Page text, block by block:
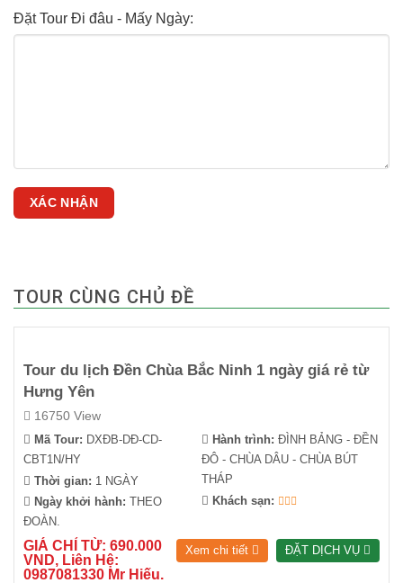
Đặt Tour Đi đâu - Mấy Ngày:
TOUR CÙNG CHỦ ĐỀ
Tour du lịch Đền Chùa Bắc Ninh 1 ngày giá rẻ từ
Hưng Yên
16750 View
Mã Tour: DXĐB-DĐ-CD-
CBT1N/HY
Thời gian: 1 NGÀY
Ngày khởi hành: THEO
ĐOÀN.
Hành trình: ĐÌNH BẢNG - ĐỀN
ĐÔ - CHÙA DÂU - CHÙA BÚT
THÁP
Khách sạn:
GIÁ CHỈ TỪ: 690.000
VND, Liên Hệ:
0987081330 Mr Hiếu.
Xem chi tiết ĐẶT DỊCH VỤ